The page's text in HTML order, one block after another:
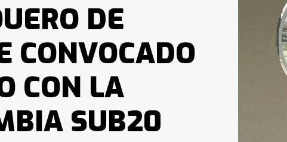
DE
CONVOCADO
CON LA
SUB20